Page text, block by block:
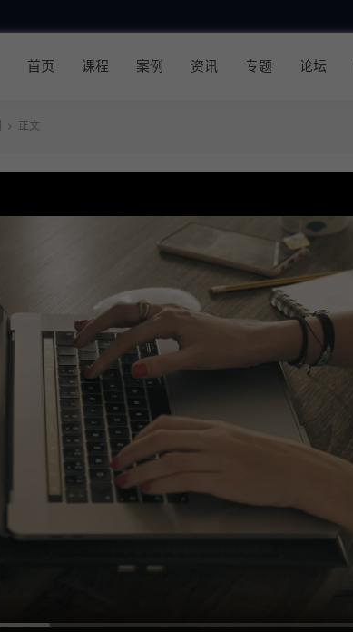
首页 课程 案例 资讯 专题 论坛
正文